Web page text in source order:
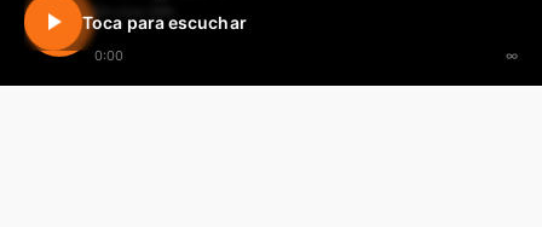
En vivo 24h
0:00 ∞
Toca para escuchar